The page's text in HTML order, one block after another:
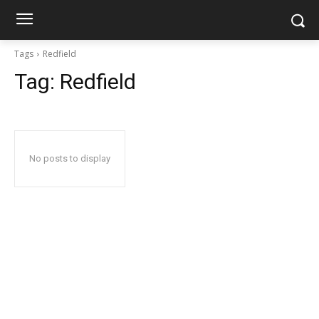
Tags Redfield
Tag: Redfield
No posts to display